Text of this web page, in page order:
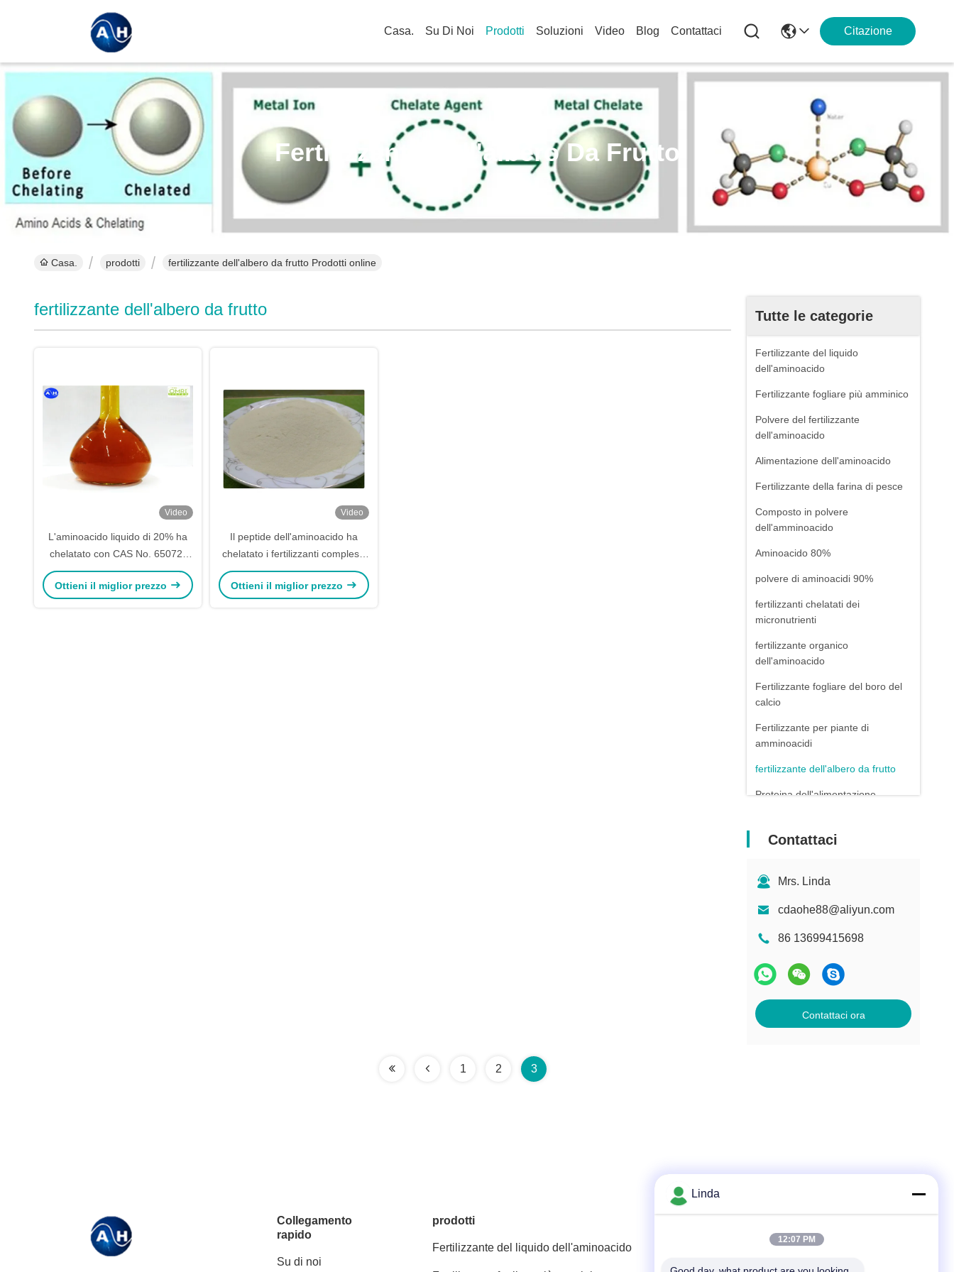
Casa. Su Di Noi Prodotti Soluzioni Video Blog Contattaci Citazione
Fertilizzante Dell'albero Da Frutto
Casa. prodotti fertilizzante dell'albero da frutto Prodotti online
Tutte le categorie
Fertilizzante del liquido
dell'aminoacido
Fertilizzante fogliare più amminico
Polvere del fertilizzante
dell'aminoacido
Alimentazione dell'aminoacido
Fertilizzante della farina di pesce
Composto in polvere
dell'amminoacido
Aminoacido 80%
polvere di aminoacidi 90%
fertilizzanti chelatati dei
micronutrienti
fertilizzante organico
dell'aminoacido
Fertilizzante fogliare del boro del
calcio
Fertilizzante per piante di
amminoacidi
fertilizzante dell'albero da frutto
Proteina dell'alimentazione
Minerali chelatati aminoacido
Contattaci
Mrs. Linda
cdaohe88@aliyun.com
86 13699415698
Contattaci ora
fertilizzante dell'albero da frutto
Video
L'aminoacido liquido di 20% ha
chelatato con CAS No. 65072-
01-7 per l'albero da frutto
Ottieni il miglior prezzo
Video
Il peptide dell'aminoacido ha
chelatato i fertilizzanti complessi
di Npk dei raccolti del potassio
Ottieni il miglior prezzo
1 2 3
Collegamento
rapido
Su di noi
prodotti
Fertilizzante del liquido dell'aminoacido
86-136-99415698
Linda
12:07 PM